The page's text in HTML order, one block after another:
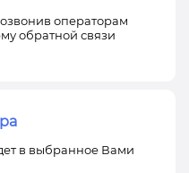
операторам
обратной связи
в выбранное Вами